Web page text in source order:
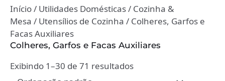
Início/ Utilidades Domésticas/ Cozinha &
Mesa / Utensílios de Cozinha / Colheres, Garfos e
Facas Auxiliares
Colheres, Garfos e Facas Auxiliares
Exibindo 1–30 de 71 resultados